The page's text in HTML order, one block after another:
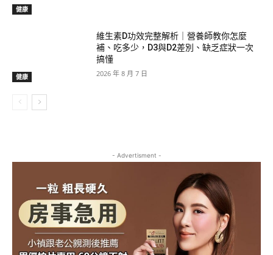
健康
健康
維生素D功效完整解析｜營養師教你怎麼
補、吃多少，D3與D2差別、缺乏症狀一次
搞懂
2026 年 8 月 7 日
- Advertisment -